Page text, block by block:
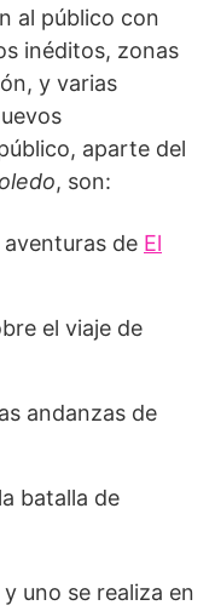
al público con
inéditos, zonas
y varias
aparte del
, son:
de El
el viaje de
andanzas de
batalla de
uno se realiza en